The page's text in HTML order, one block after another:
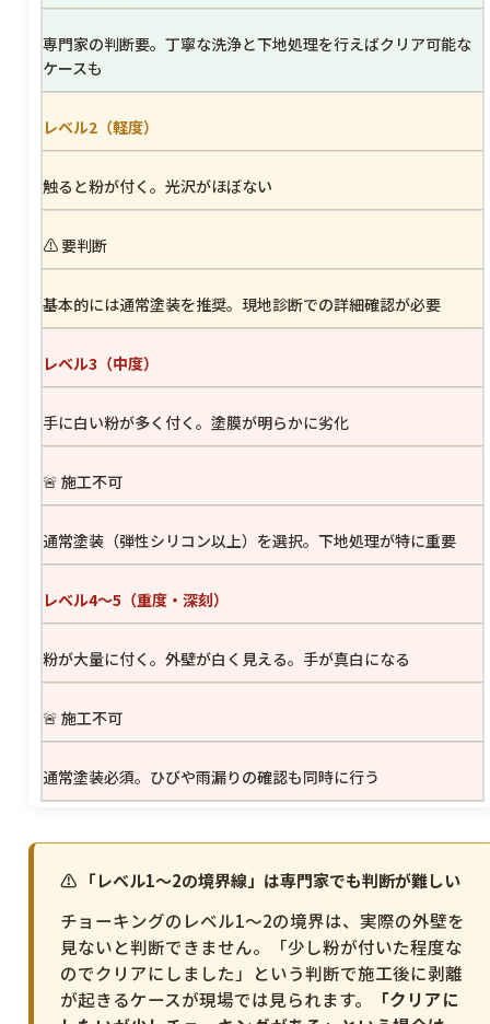
専門家の判断要。丁寧な洗浄と下地処理を行えばクリア可能な
ケースも
レベル2（軽度）
触ると粉が付く。光沢がほぼない
⚠ 要判断
基本的には通常塗装を推奨。現地診断での詳細確認が必要
レベル3（中度）
手に白い粉が多く付く。塗膜が明らかに劣化
🚨 施工不可
通常塗装（弾性シリコン以上）を選択。下地処理が特に重要
レベル4〜5（重度・深刻）
粉が大量に付く。外壁が白く見える。手が真白になる
🚨 施工不可
通常塗装必須。ひびや雨漏りの確認も同時に行う
⚠️ 「レベル1〜2の境界線」は専門家でも判断が難しい
チョーキングのレベル1〜2の境界は、実際の外壁を
見ないと判断できません。「少し粉が付いた程度な
のでクリアにしました」という判断で施工後に剥離
が起きるケースが現場では見られます。
「クリアに